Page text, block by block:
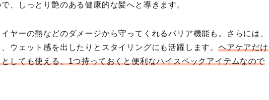
で、しっとり艶のある健康的な髪へと導きます。
ヤーの熱などのダメージから守ってくれるバリア機能も。さらには、
ウェット感を出したりとスタイリングにも活躍します。 ヘアケアだけ
しても使える、1つ持っておくと便利なハイスペックアイテムなので